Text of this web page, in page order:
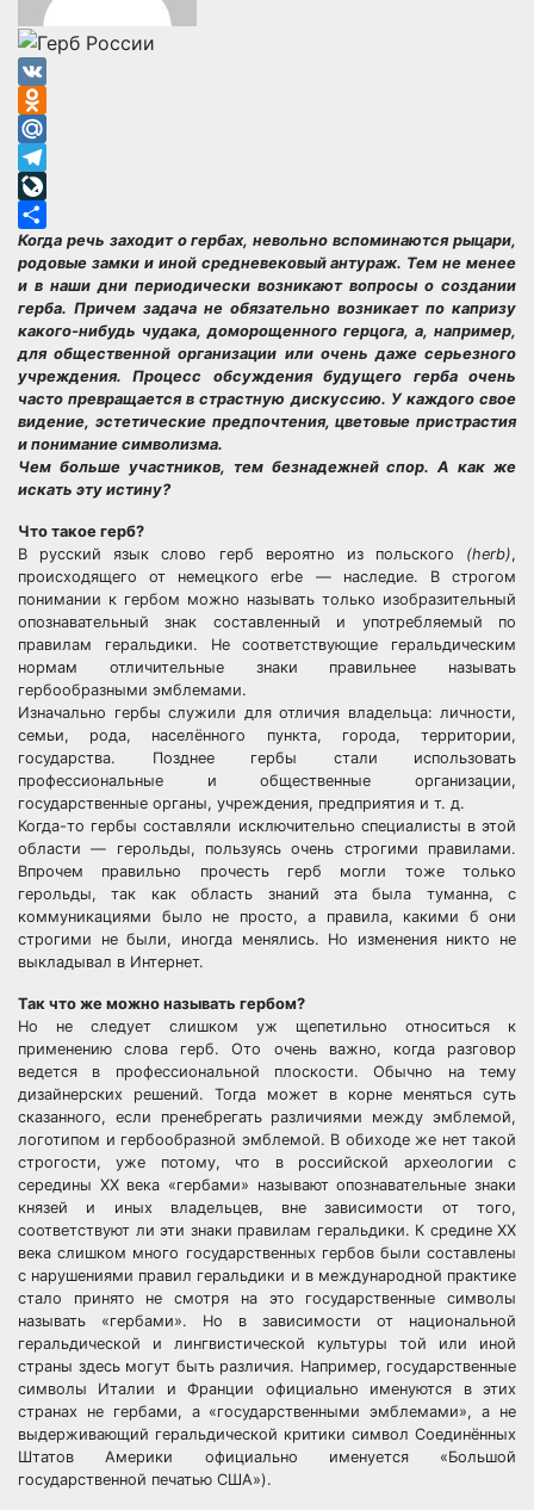
VK
Odnoklassniki
Mail.Ru
Telegram
LiveJournal
Отправить
Когда речь заходит о гербах, невольно вспоминаются рыцари,
родовые замки и иной средневековый антураж. Тем не менее
и в наши дни периодически возникают вопросы о создании
герба. Причем задача не обязательно возникает по капризу
какого-нибудь чудака, доморощенного герцога, а, например,
для общественной организации или очень даже серьезного
учреждения. Процесс обсуждения будущего герба очень
часто превращается в страстную дискуссию. У каждого свое
видение, эстетические предпочтения, цветовые пристрастия
и понимание символизма.
Чем больше участников, тем безнадежней спор. А как же
искать эту истину?
Что такое герб?
В русский язык слово герб вероятно из польского (herb),
происходящего от немецкого erbe — наследие. В строгом
понимании к гербом можно называть только изобразительный
опознавательный знак составленный и употребляемый по
правилам геральдики. Не соответствующие геральдическим
нормам отличительные знаки правильнее называть
гербообразными эмблемами.
Изначально гербы служили для отличия владельца: личности,
семьи, рода, населённого пункта, города, территории,
государства. Позднее гербы стали использовать
профессиональные и общественные организации,
государственные органы, учреждения, предприятия и т. д.
Когда-то гербы составляли исключительно специалисты в этой
области — герольды, пользуясь очень строгими правилами.
Впрочем правильно прочесть герб могли тоже только
герольды, так как область знаний эта была туманна, с
коммуникациями было не просто, а правила, какими б они
строгими не были, иногда менялись. Но изменения никто не
выкладывал в Интернет.
Так что же можно называть гербом?
Но не следует слишком уж щепетильно относиться к
применению слова герб. Ото очень важно, когда разговор
ведется в профессиональной плоскости. Обычно на тему
дизайнерских решений. Тогда может в корне меняться суть
сказанного, если пренебрегать различиями между эмблемой,
логотипом и гербообразной эмблемой. В обиходе же нет такой
строгости, уже потому, что в российской археологии с
середины XX века «гербами» называют опознавательные знаки
князей и иных владельцев, вне зависимости от того,
соответствуют ли эти знаки правилам геральдики. К средине XX
века слишком много государственных гербов были составлены
с нарушениями правил геральдики и в международной практике
стало принято не смотря на это государственные символы
называть «гербами». Но в зависимости от национальной
геральдической и лингвистической культуры той или иной
страны здесь могут быть различия. Например, государственные
символы Италии и Франции официально именуются в этих
странах не гербами, а «государственными эмблемами», а не
выдерживающий геральдической критики символ Соединённых
Штатов Америки официально именуется «Большой
государственной печатью США»).